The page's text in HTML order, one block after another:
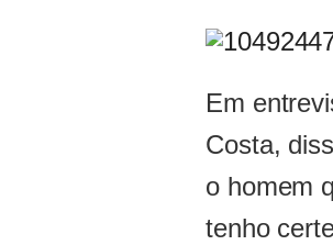
Em
Costa,
o homem
tenho